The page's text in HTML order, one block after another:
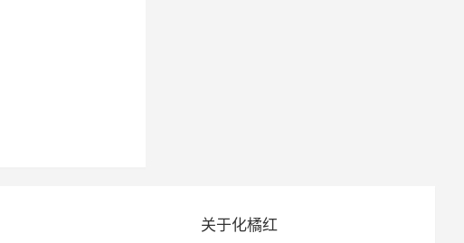
关于化橘红